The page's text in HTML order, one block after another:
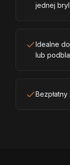
jednej
Idealne
lub